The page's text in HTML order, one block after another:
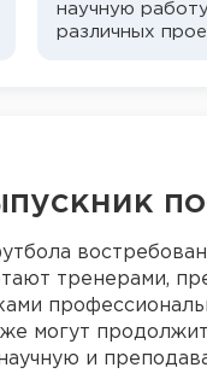
научную
различных
тренерами,
могут
и